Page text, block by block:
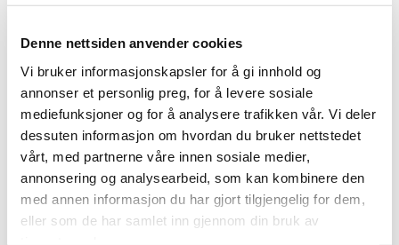
Denne nettsiden anvender cookies
Vi bruker informasjonskapsler for å gi innhold og
annonser et personlig preg, for å levere sosiale
mediefunksjoner og for å analysere trafikken vår. Vi deler
dessuten informasjon om hvordan du bruker nettstedet
vårt, med partnerne våre innen sosiale medier,
annonsering og analysearbeid, som kan kombinere den
med annen informasjon du har gjort tilgjengelig for dem,
eller som de har samlet inn gjennom din bruk av